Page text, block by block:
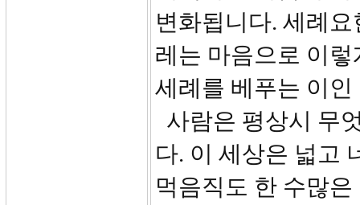
변화됩니다. 세례
레는 마음으로 이
세례를 베푸는 이인
사람은 평상시 무
다. 이 세상은 넓고
먹음직도 한 수많